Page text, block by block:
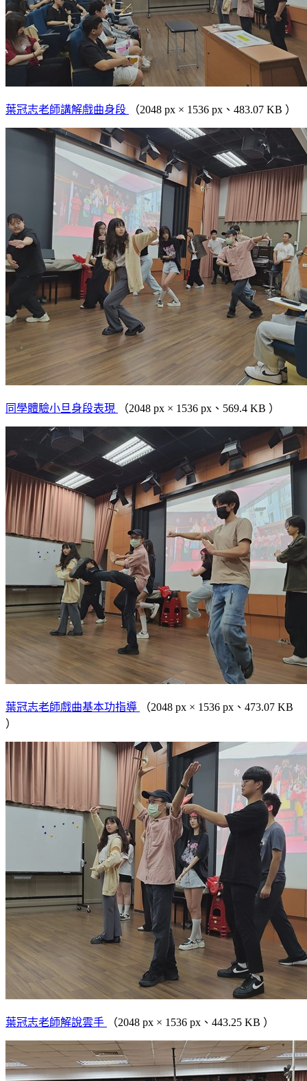
葉冠志老師講解戲曲身段 （2048 px × 1536 px、483.07 KB ）
同學體驗小旦身段表現 （2048 px × 1536 px、569.4 KB ）
葉冠志老師戲曲基本功指導
（2048 px × 1536 px、473.07 KB
）
葉冠志老師解說雲手 （2048 px × 1536 px、443.25 KB ）